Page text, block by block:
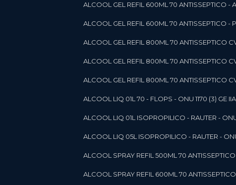
ALCOOL GEL REFIL 600ML 70 ANTISSEPTICO
ALCOOL GEL REFIL 600ML 70 ANTISSEPTICO -
ALCOOL GEL REFIL 800ML 70 ANTISSEPTICO
ALCOOL GEL REFIL 800ML 70 ANTISSEPTICO
ALCOOL GEL REFIL 800ML 70 ANTISSEPTICO
ALCOOL LIQ 01L 70 - FLOPS - ONU 1170 (3) GE II
ALCOOL LIQ 01L ISOPROPILICO - RAUTER -
ALCOOL LIQ 05L ISOPROPILICO - RAUTER -
ALCOOL SPRAY REFIL 500ML 70
ALCOOL SPRAY REFIL 600ML 70